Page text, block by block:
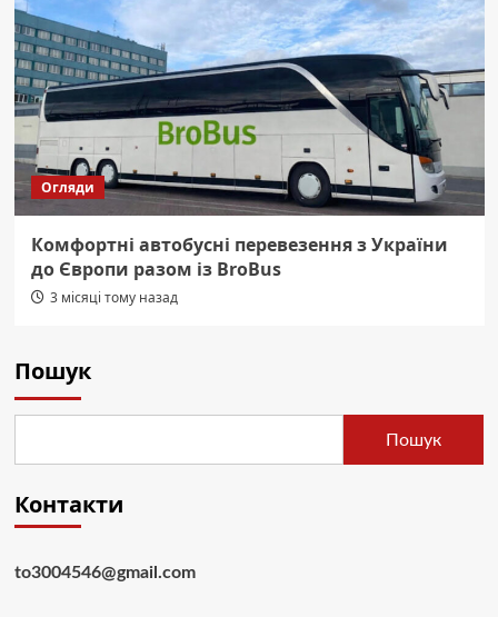
Огляди
Комфортні автобусні перевезення з України
до Європи разом із BroBus
3 місяці тому назад
Пошук
Пошук
Контакти
to3004546@gmail.com